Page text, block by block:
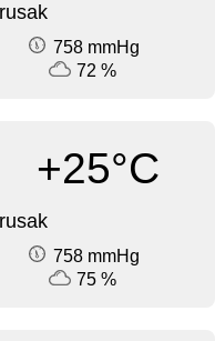
758 mmHg
72 %
+25°C
758 mmHg
75 %